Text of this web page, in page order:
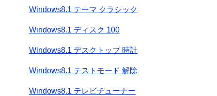
Windows8.1 テーマ クラシック
Windows8.1 ディスク 100
Windows8.1 デスクトップ 時計
Windows8.1 テストモード 解除
Windows8.1 テレビチューナー